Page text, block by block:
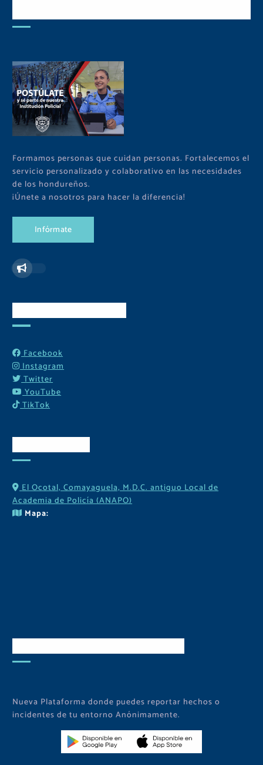
Formamos personas que cuidan personas. Fortalecemos el
servicio personalizado y colaborativo en las necesidades
de los hondureños.
¡Únete a nosotros para hacer la diferencia!
Infórmate
Facebook
Instagram
Twitter
YouTube
TikTok
El Ocotal, Comayaguela, M.D.C. antiguo Local de
Academia de Policía (ANAPO)
Mapa:
Nueva Plataforma donde puedes reportar hechos o
incidentes de tu entorno Anónimamente.